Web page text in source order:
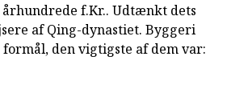
f.Kr.. Udtænkt dets
af Qing-dynastiet. Byggeri
den vigtigste af dem var: